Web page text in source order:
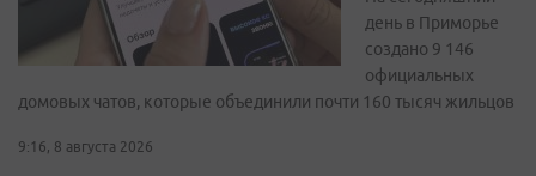
день в Приморье
создано 9 146
официальных
домовых чатов, которые объединили почти 160 тысяч жильцов
9:16, 8 августа 2026